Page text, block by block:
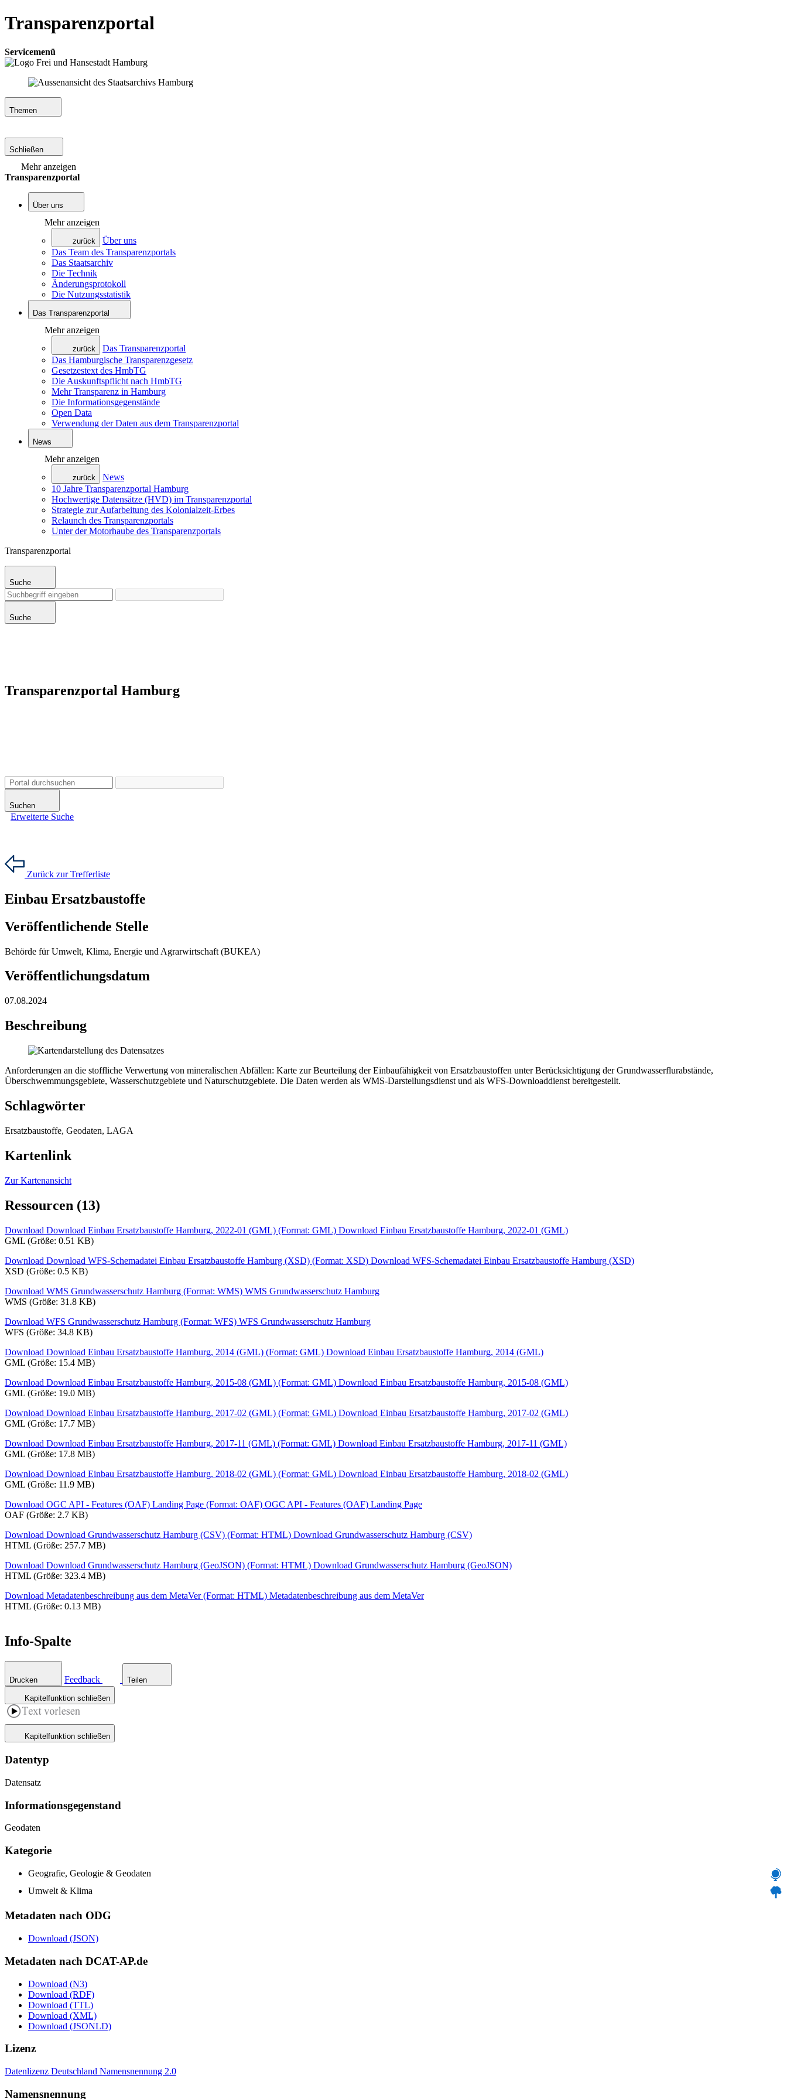
Transparenzportal
Servicemenü
Themen
Schließen
Mehr anzeigen
Transparenzportal
Über uns
Mehr anzeigen
zurück
Über uns
Das Team des Transparenzportals
Das Staatsarchiv
Die Technik
Änderungsprotokoll
Die Nutzungsstatistik
Das Transparenzportal
Mehr anzeigen
zurück
Das Transparenzportal
Das Hamburgische Transparenzgesetz
Gesetzestext des HmbTG
Die Auskunftspflicht nach HmbTG
Mehr Transparenz in Hamburg
Die Informationsgegenstände
Open Data
Verwendung der Daten aus dem Transparenzportal
News
Mehr anzeigen
zurück
News
10 Jahre Transparenzportal Hamburg
Hochwertige Datensätze (HVD) im Transparenzportal
Strategie zur Aufarbeitung des Kolonialzeit-Erbes
Relaunch des Transparenzportals
Unter der Motorhaube des Transparenzportals
Transparenzportal
Suche
Suche
Transparenzportal Hamburg
Suchen
Erweiterte Suche
Zurück zur Trefferliste
Einbau Ersatzbaustoffe
Veröffentlichende Stelle
Behörde für Umwelt, Klima, Energie und Agrarwirtschaft (BUKEA)
Veröffentlichungsdatum
07.08.2024
Beschreibung
Anforderungen an die stoffliche Verwertung von mineralischen Abfällen: Karte zur Beurteilung der Einbaufähigkeit von Ersatzbaustoffen unter Berücksichtigung der Grundwasserflurabstände,
Überschwemmungsgebiete, Wasserschutzgebiete und Naturschutzgebiete. Die Daten werden als WMS-Darstellungsdienst und als WFS-Downloaddienst bereitgestellt.
Schlagwörter
Ersatzbaustoffe, Geodaten, LAGA
Kartenlink
Zur Kartenansicht
Ressourcen (13)
Download Download Einbau Ersatzbaustoffe Hamburg, 2022-01 (GML) (Format: GML) Download Einbau Ersatzbaustoffe Hamburg, 2022-01 (GML)
GML (Größe: 0.51 KB)
Download Download WFS-Schemadatei Einbau Ersatzbaustoffe Hamburg (XSD) (Format: XSD) Download WFS-Schemadatei Einbau Ersatzbaustoffe Hamburg (XSD)
XSD (Größe: 0.5 KB)
Download WMS Grundwasserschutz Hamburg (Format: WMS) WMS Grundwasserschutz Hamburg
WMS (Größe: 31.8 KB)
Download WFS Grundwasserschutz Hamburg (Format: WFS) WFS Grundwasserschutz Hamburg
WFS (Größe: 34.8 KB)
Download Download Einbau Ersatzbaustoffe Hamburg, 2014 (GML) (Format: GML) Download Einbau Ersatzbaustoffe Hamburg, 2014 (GML)
GML (Größe: 15.4 MB)
Download Download Einbau Ersatzbaustoffe Hamburg, 2015-08 (GML) (Format: GML) Download Einbau Ersatzbaustoffe Hamburg, 2015-08 (GML)
GML (Größe: 19.0 MB)
Download Download Einbau Ersatzbaustoffe Hamburg, 2017-02 (GML) (Format: GML) Download Einbau Ersatzbaustoffe Hamburg, 2017-02 (GML)
GML (Größe: 17.7 MB)
Download Download Einbau Ersatzbaustoffe Hamburg, 2017-11 (GML) (Format: GML) Download Einbau Ersatzbaustoffe Hamburg, 2017-11 (GML)
GML (Größe: 17.8 MB)
Download Download Einbau Ersatzbaustoffe Hamburg, 2018-02 (GML) (Format: GML) Download Einbau Ersatzbaustoffe Hamburg, 2018-02 (GML)
GML (Größe: 11.9 MB)
Download OGC API - Features (OAF) Landing Page (Format: OAF) OGC API - Features (OAF) Landing Page
OAF (Größe: 2.7 KB)
Download Download Grundwasserschutz Hamburg (CSV) (Format: HTML) Download Grundwasserschutz Hamburg (CSV)
HTML (Größe: 257.7 MB)
Download Download Grundwasserschutz Hamburg (GeoJSON) (Format: HTML) Download Grundwasserschutz Hamburg (GeoJSON)
HTML (Größe: 323.4 MB)
Download Metadatenbeschreibung aus dem MetaVer (Format: HTML) Metadatenbeschreibung aus dem MetaVer
HTML (Größe: 0.13 MB)
Info-Spalte
Drucken Feedback Teilen
Kapitelfunktion schließen
Kapitelfunktion schließen
Datentyp
Datensatz
Informations­gegenstand
Geodaten
Kategorie
Geografie, Geologie & Geodaten
Umwelt & Klima
Metadaten nach ODG
Download (JSON)
Metadaten nach DCAT-AP.de
Download (N3)
Download (RDF)
Download (TTL)
Download (XML)
Download (JSONLD)
Lizenz
Datenlizenz Deutschland Namensnennung 2.0
Namensnennung